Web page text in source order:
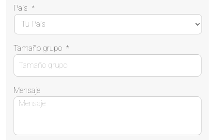
País *
Tamaño grupo *
Mensaje